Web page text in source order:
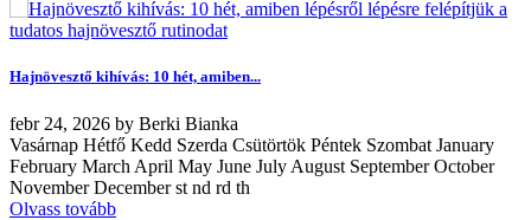
Hajnövesztő kihívás: 10 hét, amiben...
febr 24, 2026 by Berki Bianka
Vasárnap Hétfő Kedd Szerda Csütörtök Péntek Szombat January
February March April May June July August September October
November December st nd rd th
Olvass tovább